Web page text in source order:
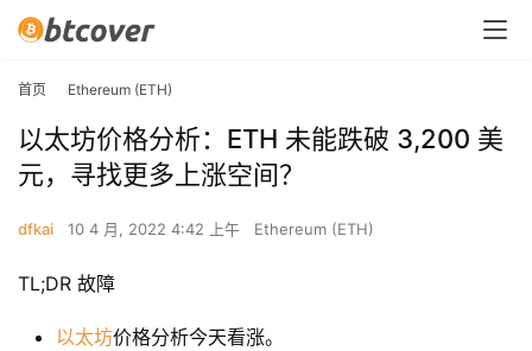
首页 Ethereum (ETH)
以太坊价格分析：ETH 未能跌破 3,200 美
元，寻找更多上涨空间？
dfkai 10 4 月, 2022 4:42 上午 Ethereum (ETH)
TL;DR 故障
以太坊价格分析今天看涨。